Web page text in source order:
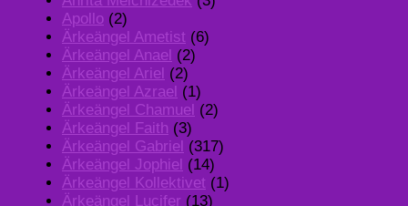
Apollo (2)
Ärkeängel Ametist (6)
Ärkeängel Anael (2)
Ärkeängel Ariel (2)
Ärkeängel Azrael (1)
Ärkeängel Chamuel (2)
Ärkeängel Faith (3)
Ärkeängel Gabriel (317)
Ärkeängel Jophiel (14)
Ärkeängel Kollektivet (1)
Ärkeängel Lucifer (13)